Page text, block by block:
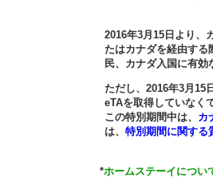
2016年3月15日より、
たはカナダを経由する
民、カナダ入国に有効
ただし、2016年3月15
eTAを取得していなく
この特別期間中は、 カ
は、 特別期間に関する
*ホームステーイについ